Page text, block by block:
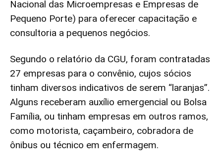
Nacional das Microempresas e Empresas de
Pequeno Porte) para oferecer capacitação e
consultoria a pequenos negócios.
Segundo o relatório da CGU, foram contratadas
27 empresas para o convênio, cujos sócios
tinham diversos indicativos de serem “laranjas”.
Alguns receberam auxílio emergencial ou Bolsa
Família, ou tinham empresas em outros ramos,
como motorista, caçambeiro, cobradora de
ônibus ou técnico em enfermagem.